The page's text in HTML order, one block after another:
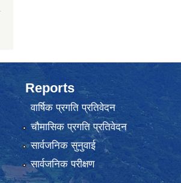
Reports
वार्षिक प्रगति प्रतिवेदन
चौमासिक प्रगति प्रतिवेदन
सार्वजनिक सुनुवाई
सार्वजनिक परीक्षण